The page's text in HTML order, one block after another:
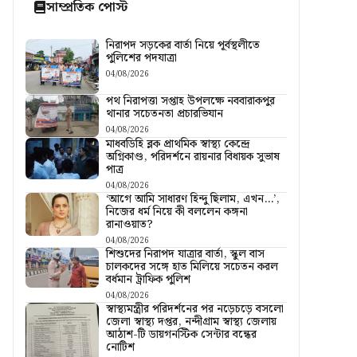
সাম্প্রতিক পোস্ট
নিরাপদ সড়কের বার্তা নিয়ে পূর্বস্থলীতে
পুলিশের পদযাত্রা
04/08/2026
পথ নিরাপত্তা সপ্তাহ উপলক্ষে নববারাকপুর
থানার সচেতনতা প্রচারভিযান
04/08/2026
মাধবডিহি ব্লক প্রাথমিক স্বাস্থ্য কেন্দ্রে
অগ্নিকাণ্ড, পরিদর্শনে রায়নার বিধায়ক সুভাষ
পাত্র
04/08/2026
‘আগে আমি সাধারণ হিন্দু ছিলাম, এখন…’,
নিজের ধর্ম নিয়ে কী বললেন কঙ্গনা
রানাওয়াত?
04/08/2026
শিশুদের নিরাপদ যাত্রার বার্তা, স্কুল বাস
চালকদের সঙ্গে হাত মিলিয়ে সচেতন করল
বর্ধমান ট্রাফিক পুলিশ
04/08/2026
স্বাস্থ্যমন্ত্রীর পরিদর্শনের পর নড়েচড়ে বসলো
জেলা স্বাস্থ্য দপ্তর, নন্দীগ্রাম স্বাস্থ্য জেলায়
আঠাশ-টি ডায়গনস্টিক সেন্টার বন্ধের
নোটিশ